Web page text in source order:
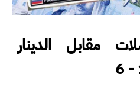
مقابل الدينار